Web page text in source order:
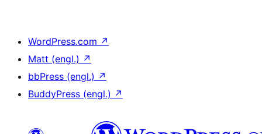
WordPress.com ↗
Matt (engl.) ↗
bbPress (engl.) ↗
BuddyPress (engl.) ↗